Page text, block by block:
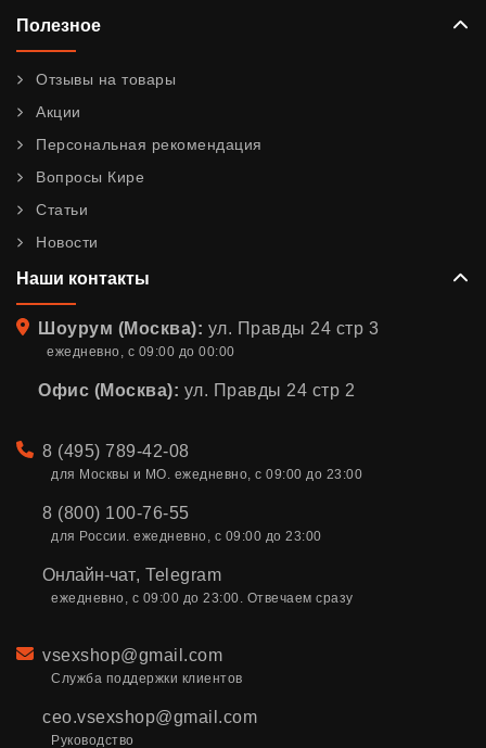
Полезное
Отзывы на товары
Акции
Персональная рекомендация
Вопросы Кире
Статьи
Новости
Наши контакты
Адрес
Шоурум (Москва): ул. Правды 24 стр 3
ежедневно, с 09:00 до 00:00
Офис (Москва): ул. Правды 24 стр 2
Телефон
8 (495) 789-42-08
для Москвы и МО. ежедневно, с 09:00 до 23:00
8 (800) 100-76-55
для России. ежедневно, с 09:00 до 23:00
Онлайн-чат, Telegram
ежедневно, с 09:00 до 23:00. Отвечаем сразу
Email
vsexshop@gmail.com
Служба поддержки клиентов
ceo.vsexshop@gmail.com
Руководство